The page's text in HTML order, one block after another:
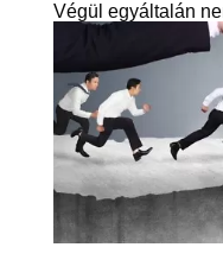
Végül egyáltalán